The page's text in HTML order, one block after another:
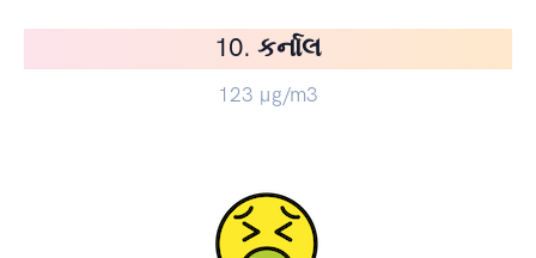
10. કર્નાલ
123 µg/m3